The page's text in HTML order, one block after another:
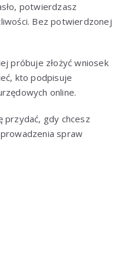
potwierdzasz
Bez potwierdzonej
próbuje złożyć wniosek
kto podpisuje
online.
przydać, gdy chcesz
spraw